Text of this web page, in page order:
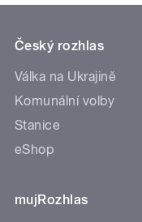
Český rozhlas
Válka na Ukrajině
Komunální volby
Stanice
eShop
mujRozhlas